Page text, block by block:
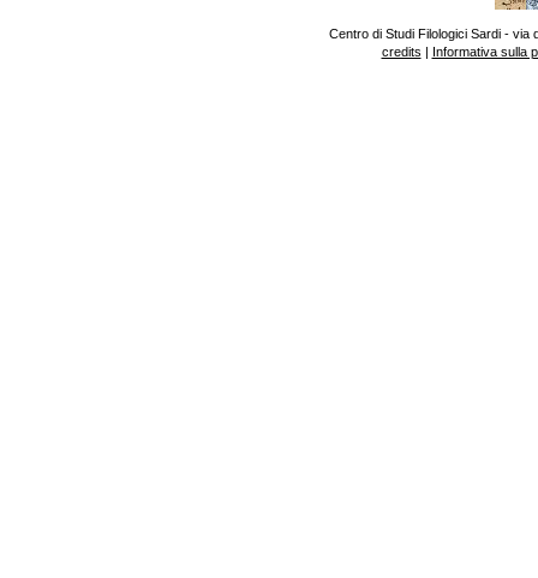
Centro di Studi Filologici Sardi - via
credits | Informativa sulla